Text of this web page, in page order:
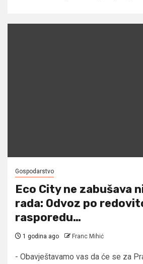
Gospodarstvo
Eco City ne zabušava
rada: Odvoz po
rasporedu…
1 godina ago Franc Mihić
- Obavještavamo vas da će se za